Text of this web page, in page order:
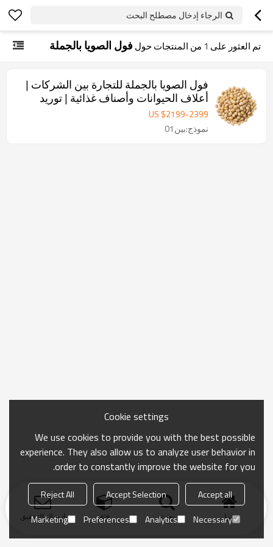
الرجاء إدخال مصطلح البحث
تم العثور على 1 من المنتجات حول فول الصويا بالجملة
فول الصويا بالجملة للتجارة بين الشركات |
أعلاف الحيوانات وأصناف غذائية | توريد
تركيبات مخصصة بكميات كبيرة
US $2199-2399
نموذج:بين01
منزل بحث فئة ارسال التحقيق
Cookie settings
We use cookies to provide you with the best possible
experience. They also allow us to analyze user behavior in
order to constantly improve the website for you.
Accept all
Accept Selection
Reject All
Necessary
Analytics
Preferences
Marketing